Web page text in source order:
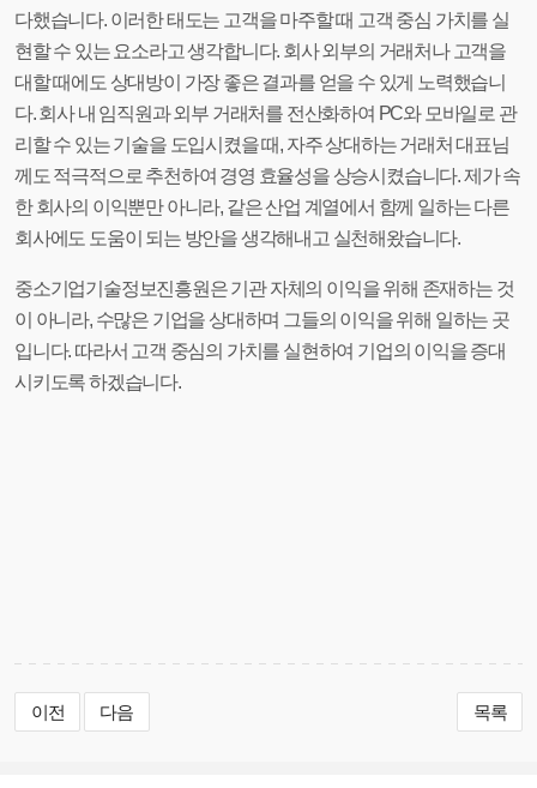
다했습니다. 이러한 태도는 고객을 마주할 때 고객 중심 가치를 실
현할 수 있는 요소라고 생각합니다. 회사 외부의 거래처나 고객을
대할 때에도 상대방이 가장 좋은 결과를 얻을 수 있게 노력했습니
다. 회사 내 임직원과 외부 거래처를 전산화하여 PC와 모바일로 관
리할 수 있는 기술을 도입시켰을 때, 자주 상대하는 거래처 대표님
께도 적극적으로 추천하여 경영 효율성을 상승시켰습니다. 제가 속
한 회사의 이익뿐만 아니라, 같은 산업 계열에서 함께 일하는 다른
회사에도 도움이 되는 방안을 생각해내고 실천해왔습니다.
중소기업기술정보진흥원은 기관 자체의 이익을 위해 존재하는 것
이 아니라, 수많은 기업을 상대하며 그들의 이익을 위해 일하는 곳
입니다. 따라서 고객 중심의 가치를 실현하여 기업의 이익을 증대
시키도록 하겠습니다.
이전 다음 목록